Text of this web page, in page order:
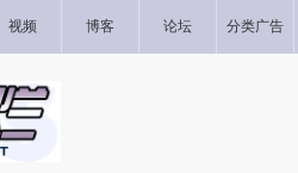
视频 博客 论坛 分类广告